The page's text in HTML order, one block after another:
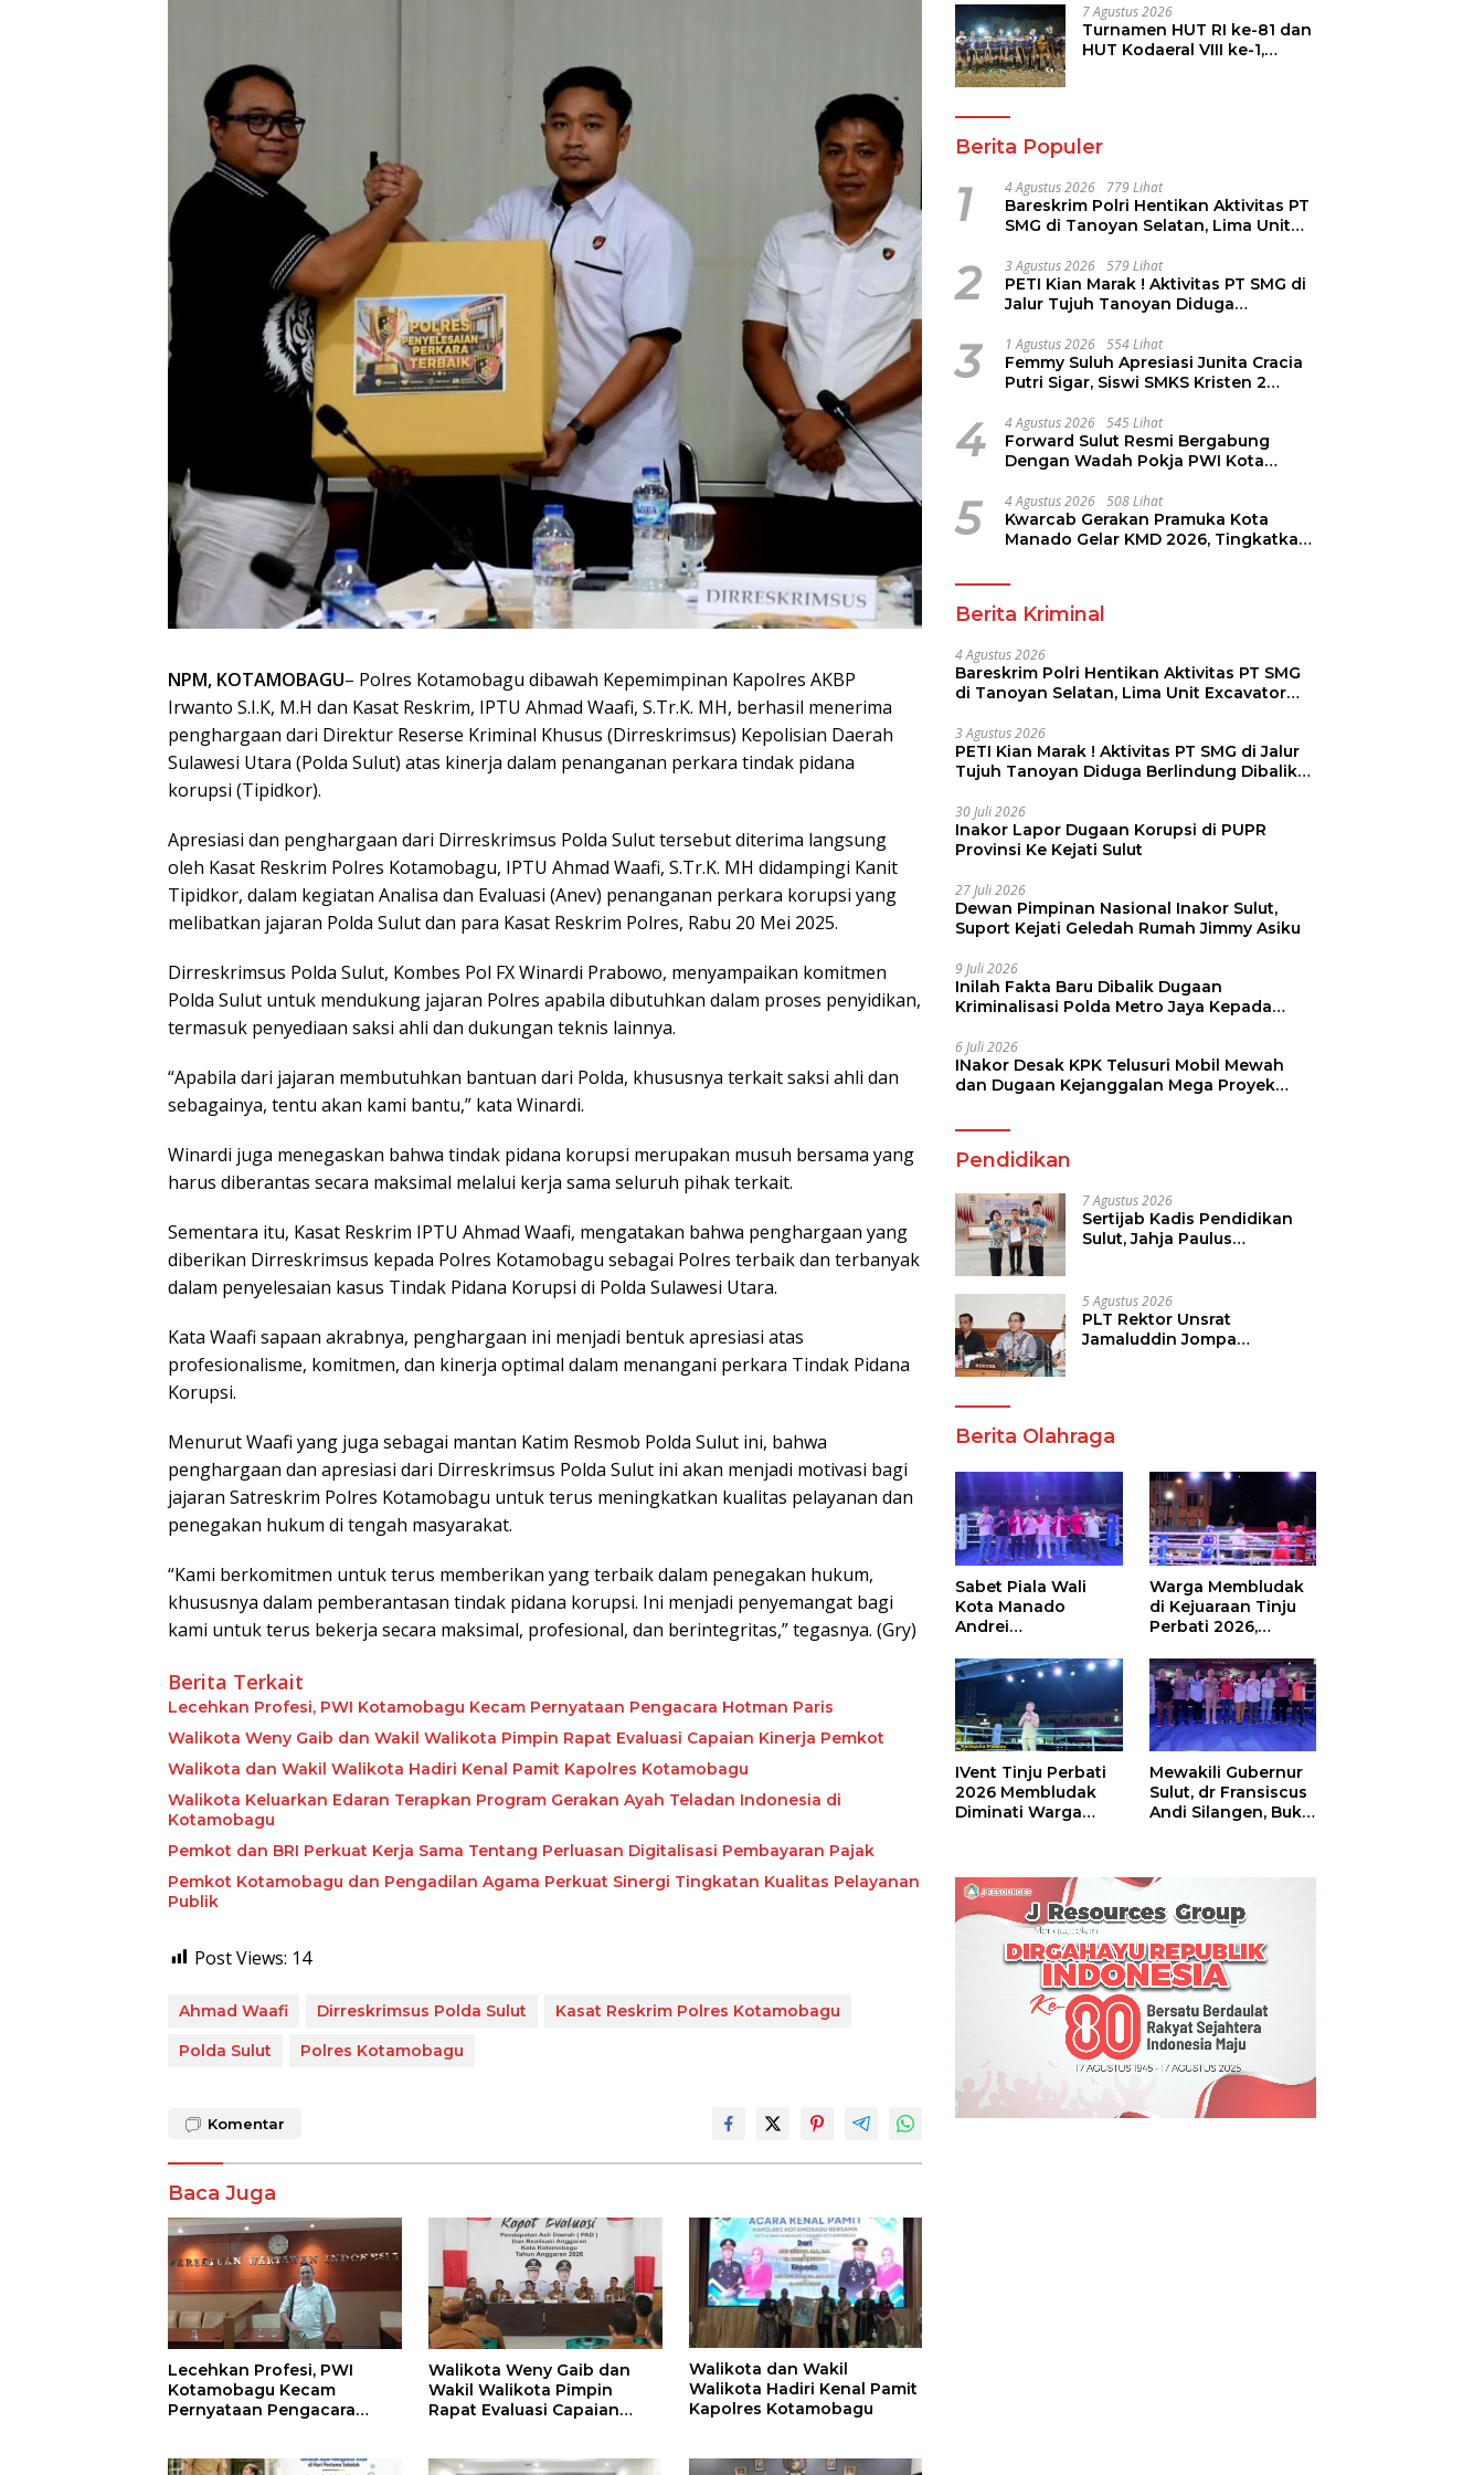
NPM, KOTAMOBAGU– Polres Kotamobagu dibawah Kepemimpinan Kapolres AKBP
Irwanto S.I.K, M.H dan Kasat Reskrim, IPTU Ahmad Waafi, S.Tr.K. MH, berhasil menerima
penghargaan dari Direktur Reserse Kriminal Khusus (Dirreskrimsus) Kepolisian Daerah
Sulawesi Utara (Polda Sulut) atas kinerja dalam penanganan perkara tindak pidana
korupsi (Tipidkor).
Apresiasi dan penghargaan dari Dirreskrimsus Polda Sulut tersebut diterima langsung
oleh Kasat Reskrim Polres Kotamobagu, IPTU Ahmad Waafi, S.Tr.K. MH didampingi Kanit
Tipidkor, dalam kegiatan Analisa dan Evaluasi (Anev) penanganan perkara korupsi yang
melibatkan jajaran Polda Sulut dan para Kasat Reskrim Polres, Rabu 20 Mei 2025.
Dirreskrimsus Polda Sulut, Kombes Pol FX Winardi Prabowo, menyampaikan komitmen
Polda Sulut untuk mendukung jajaran Polres apabila dibutuhkan dalam proses penyidikan,
termasuk penyediaan saksi ahli dan dukungan teknis lainnya.
“Apabila dari jajaran membutuhkan bantuan dari Polda, khususnya terkait saksi ahli dan
sebagainya, tentu akan kami bantu,” kata Winardi.
Winardi juga menegaskan bahwa tindak pidana korupsi merupakan musuh bersama yang
harus diberantas secara maksimal melalui kerja sama seluruh pihak terkait.
Sementara itu, Kasat Reskrim IPTU Ahmad Waafi, mengatakan bahwa penghargaan yang
diberikan Dirreskrimsus kepada Polres Kotamobagu sebagai Polres terbaik dan terbanyak
dalam penyelesaian kasus Tindak Pidana Korupsi di Polda Sulawesi Utara.
Kata Waafi sapaan akrabnya, penghargaan ini menjadi bentuk apresiasi atas
profesionalisme, komitmen, dan kinerja optimal dalam menangani perkara Tindak Pidana
Korupsi.
Menurut Waafi yang juga sebagai mantan Katim Resmob Polda Sulut ini, bahwa
penghargaan dan apresiasi dari Dirreskrimsus Polda Sulut ini akan menjadi motivasi bagi
jajaran Satreskrim Polres Kotamobagu untuk terus meningkatkan kualitas pelayanan dan
penegakan hukum di tengah masyarakat.
“Kami berkomitmen untuk terus memberikan yang terbaik dalam penegakan hukum,
khususnya dalam pemberantasan tindak pidana korupsi. Ini menjadi penyemangat bagi
kami untuk terus bekerja secara maksimal, profesional, dan berintegritas,” tegasnya. (Gry)
Berita Terkait
Lecehkan Profesi, PWI Kotamobagu Kecam Pernyataan Pengacara Hotman Paris
Walikota Weny Gaib dan Wakil Walikota Pimpin Rapat Evaluasi Capaian Kinerja Pemkot
Walikota dan Wakil Walikota Hadiri Kenal Pamit Kapolres Kotamobagu
Walikota Keluarkan Edaran Terapkan Program Gerakan Ayah Teladan Indonesia di
Kotamobagu
Pemkot dan BRI Perkuat Kerja Sama Tentang Perluasan Digitalisasi Pembayaran Pajak
Pemkot Kotamobagu dan Pengadilan Agama Perkuat Sinergi Tingkatan Kualitas Pelayanan
Publik
Post Views: 14
Ahmad Waafi Dirreskrimsus Polda Sulut
Kasat Reskrim Polres Kotamobagu
Polda Sulut
Polres Kotamobagu
Komentar
Baca Juga
Lecehkan Profesi, PWI
Kotamobagu Kecam
Pernyataan Pengacara
Walikota Weny Gaib dan
Wakil Walikota Pimpin
Rapat Evaluasi Capaian
Walikota dan Wakil
Walikota Hadiri Kenal Pamit
Kapolres Kotamobagu
7 Agustus 2026
Turnamen HUT RI ke-81 dan
HUT Kodaeral VIII ke-1,
Berita Populer
1 4 Agustus 2026 779 Lihat
Bareskrim Polri Hentikan Aktivitas PT
SMG di Tanoyan Selatan, Lima Unit
2 3 Agustus 2026 579 Lihat
PETI Kian Marak ! Aktivitas PT SMG di
Jalur Tujuh Tanoyan Diduga
3 1 Agustus 2026 554 Lihat
Femmy Suluh Apresiasi Junita Cracia
Putri Sigar, Siswi SMKS Kristen 2
Dikmen Nasional 2026
4 4 Agustus 2026 545 Lihat
Forward Sulut Resmi Bergabung
Dengan Wadah Pokja PWI Kota
5 4 Agustus 2026 508 Lihat
Kwarcab Gerakan Pramuka Kota
Manado Gelar KMD 2026, Tingkatkan
Pramuka
Berita Kriminal
4 Agustus 2026
Bareskrim Polri Hentikan Aktivitas PT SMG
di Tanoyan Selatan, Lima Unit Excavator
3 Agustus 2026
PETI Kian Marak ! Aktivitas PT SMG di Jalur
Tujuh Tanoyan Diduga Berlindung Dibalik
30 Juli 2026
Inakor Lapor Dugaan Korupsi di PUPR
Provinsi Ke Kejati Sulut
27 Juli 2026
Dewan Pimpinan Nasional Inakor Sulut,
Suport Kejati Geledah Rumah Jimmy Asiku
9 Juli 2026
Inilah Fakta Baru Dibalik Dugaan
Kriminalisasi Polda Metro Jaya Kepada
6 Juli 2026
INakor Desak KPK Telusuri Mobil Mewah
dan Dugaan Kejanggalan Mega Proyek
Pendidikan
7 Agustus 2026
Sertijab Kadis Pendidikan
Sulut, Jahja Paulus
Pendidikan
5 Agustus 2026
PLT Rektor Unsrat
Jamaluddin Jompa
Berita Olahraga
Sabet Piala Wali
Kota Manado
Andrei
Boxing Camp Juara
Umum Tinju Perbati
2026
Warga Membludak
di Kejuaraan Tinju
Perbati 2026,
Piala Wali Kota
IVent Tinju Perbati
2026 Membludak
Diminati Warga
Mewakili Gubernur
Sulut, dr Fransiscus
Andi Silangen, Buka
Piala Wali Kota
Manado